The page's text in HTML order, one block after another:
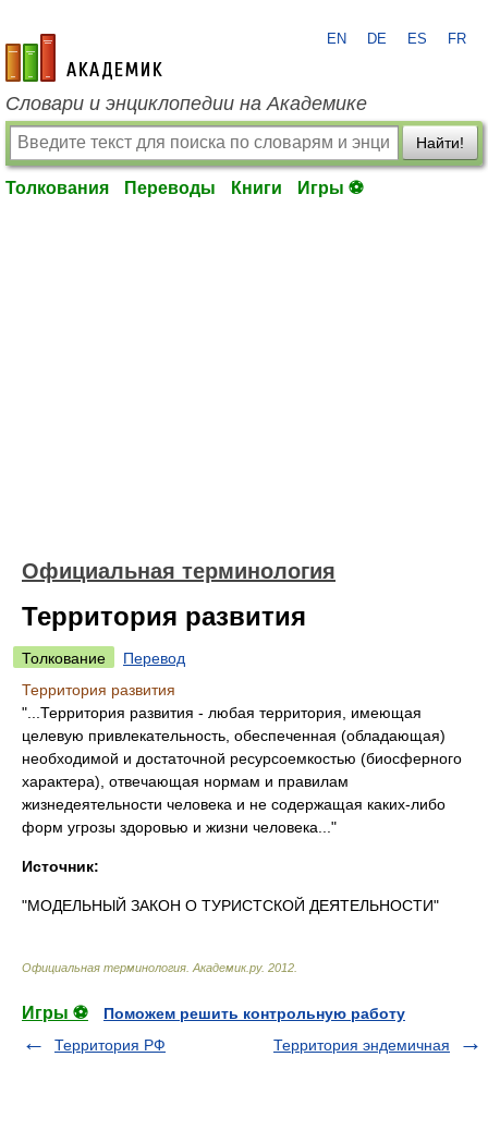
academic.ru
EN DE ES FR
Словари и энциклопедии на Академике
Найти!
Толкования Переводы Книги Игры ⚽
Официальная терминология
Территория развития
Толкование
Перевод
Территория развития
"...Территория развития - любая территория, имеющая
целевую привлекательность, обеспеченная (обладающая)
необходимой и достаточной ресурсоемкостью (биосферного
характера), отвечающая нормам и правилам
жизнедеятельности человека и не содержащая каких-либо
форм угрозы здоровью и жизни человека..."
Источник:
"МОДЕЛЬНЫЙ ЗАКОН О ТУРИСТСКОЙ ДЕЯТЕЛЬНОСТИ"
Официальная терминология Академик.ру. 2012
Игры ⚽
Поможем решить контрольную работу
Территория РФ
Территория эндемичная